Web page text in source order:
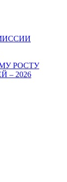
РОСТУ
– 2026